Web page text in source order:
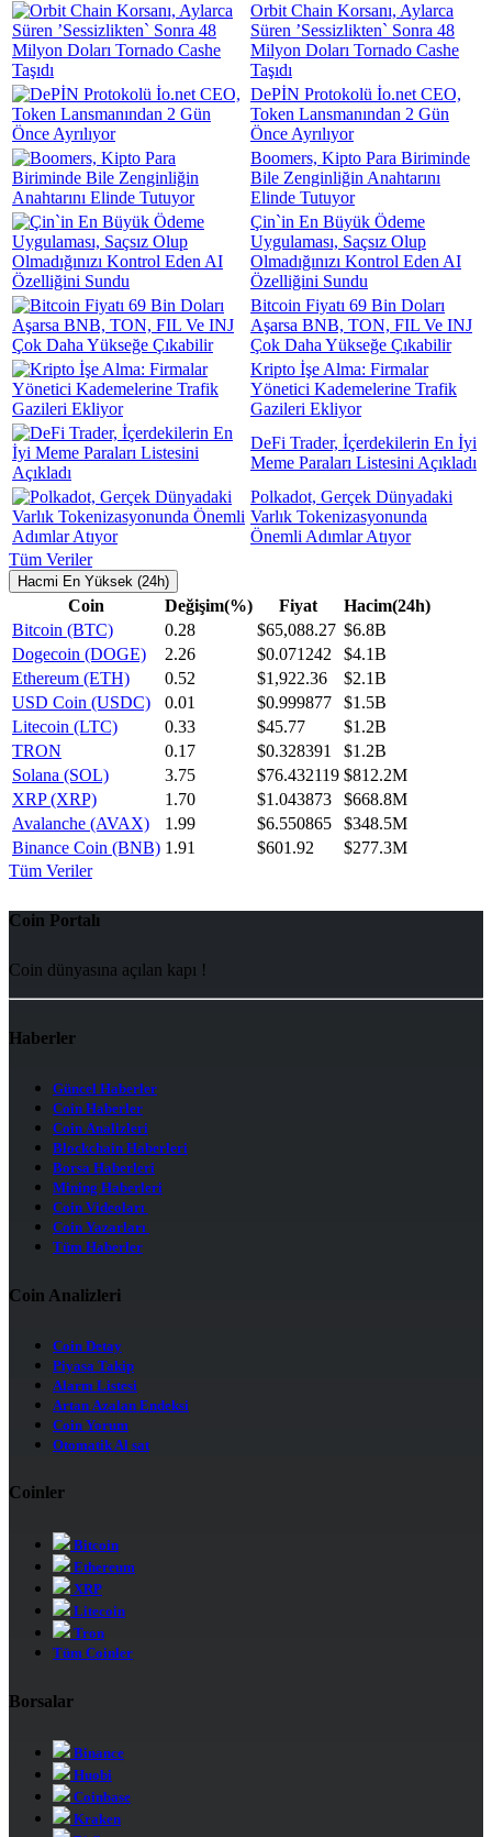
Orbit Chain Korsanı, Aylarca
Süren ’Sessizlikten` Sonra 48
Milyon Doları Tornado Cashe
Taşıdı
DePİN Protokolü İo.net CEO,
Token Lansmanından 2 Gün
Önce Ayrılıyor
Boomers, Kipto Para Biriminde
Bile Zenginliğin Anahtarını
Elinde Tutuyor
Çin`in En Büyük Ödeme
Uygulaması, Saçsız Olup
Olmadığınızı Kontrol Eden AI
Özelliğini Sundu
Bitcoin Fiyatı 69 Bin Doları
Aşarsa BNB, TON, FIL Ve INJ
Çok Daha Yükseğe Çıkabilir
Kripto İşe Alma: Firmalar
Yönetici Kademelerine Trafik
Gazileri Ekliyor
DeFi Trader, İçerdekilerin En İyi
Meme Paraları Listesini Açıkladı
Polkadot, Gerçek Dünyadaki
Varlık Tokenizasyonunda
Önemli Adımlar Atıyor
Tüm Veriler
Hacmi En Yüksek (24h)
Coin Değişim(%) Fiyat
Hacim(24h)
Bitcoin (BTC)
0.28 $65,088.27 $6.8B
Dogecoin (DOGE)
2.26 $0.071242
$4.1B
Ethereum (ETH)
0.52 $1,922.36
$2.1B
USD Coin (USDC)
0.01 $0.999877
$1.5B
Litecoin (LTC)
0.33 $45.77
$1.2B
TRON
0.17 $0.328391
$1.2B
Solana (SOL)
3.75 $76.432119 $812.2M
XRP (XRP)
1.70 $1.043873
$668.8M
Avalanche (AVAX)
1.99 $6.550865
$348.5M
Binance Coin (BNB) 1.91 $601.92
$277.3M
Tüm Veriler
Coin Portalı
Coin dünyasına açılan kapı !
Haberler
Güncel Haberler
Coin Haberler
Coin Analizleri
Blockchain Haberleri
Borsa Haberleri
Mining Haberleri
Coin Videoları
Coin Yazarları
Tüm Haberler
Coin Analizleri
Coin Detay
Piyasa Takip
Alarm Listesi
Artan Azalan Endeksi
Coin Yorum
Otomatik Al sat
Coinler
Bitcoin
Ethereum
XRP
Litecoin
Tron
Tüm Coinler
Borsalar
Binance
Huobi
Coinbase
Kraken